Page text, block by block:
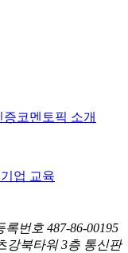
증코멘토픽 소개
기업 교육
번호 487-86-00195
강북타워 3층 통신판